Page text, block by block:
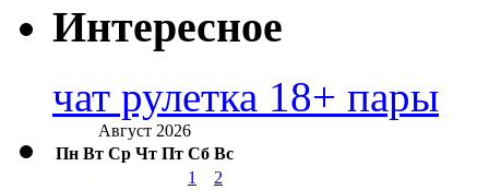
Интересное
чат рулетка 18+ пары
Август 2026
Пн Вт Ср Чт Пт Сб Вс
1
2